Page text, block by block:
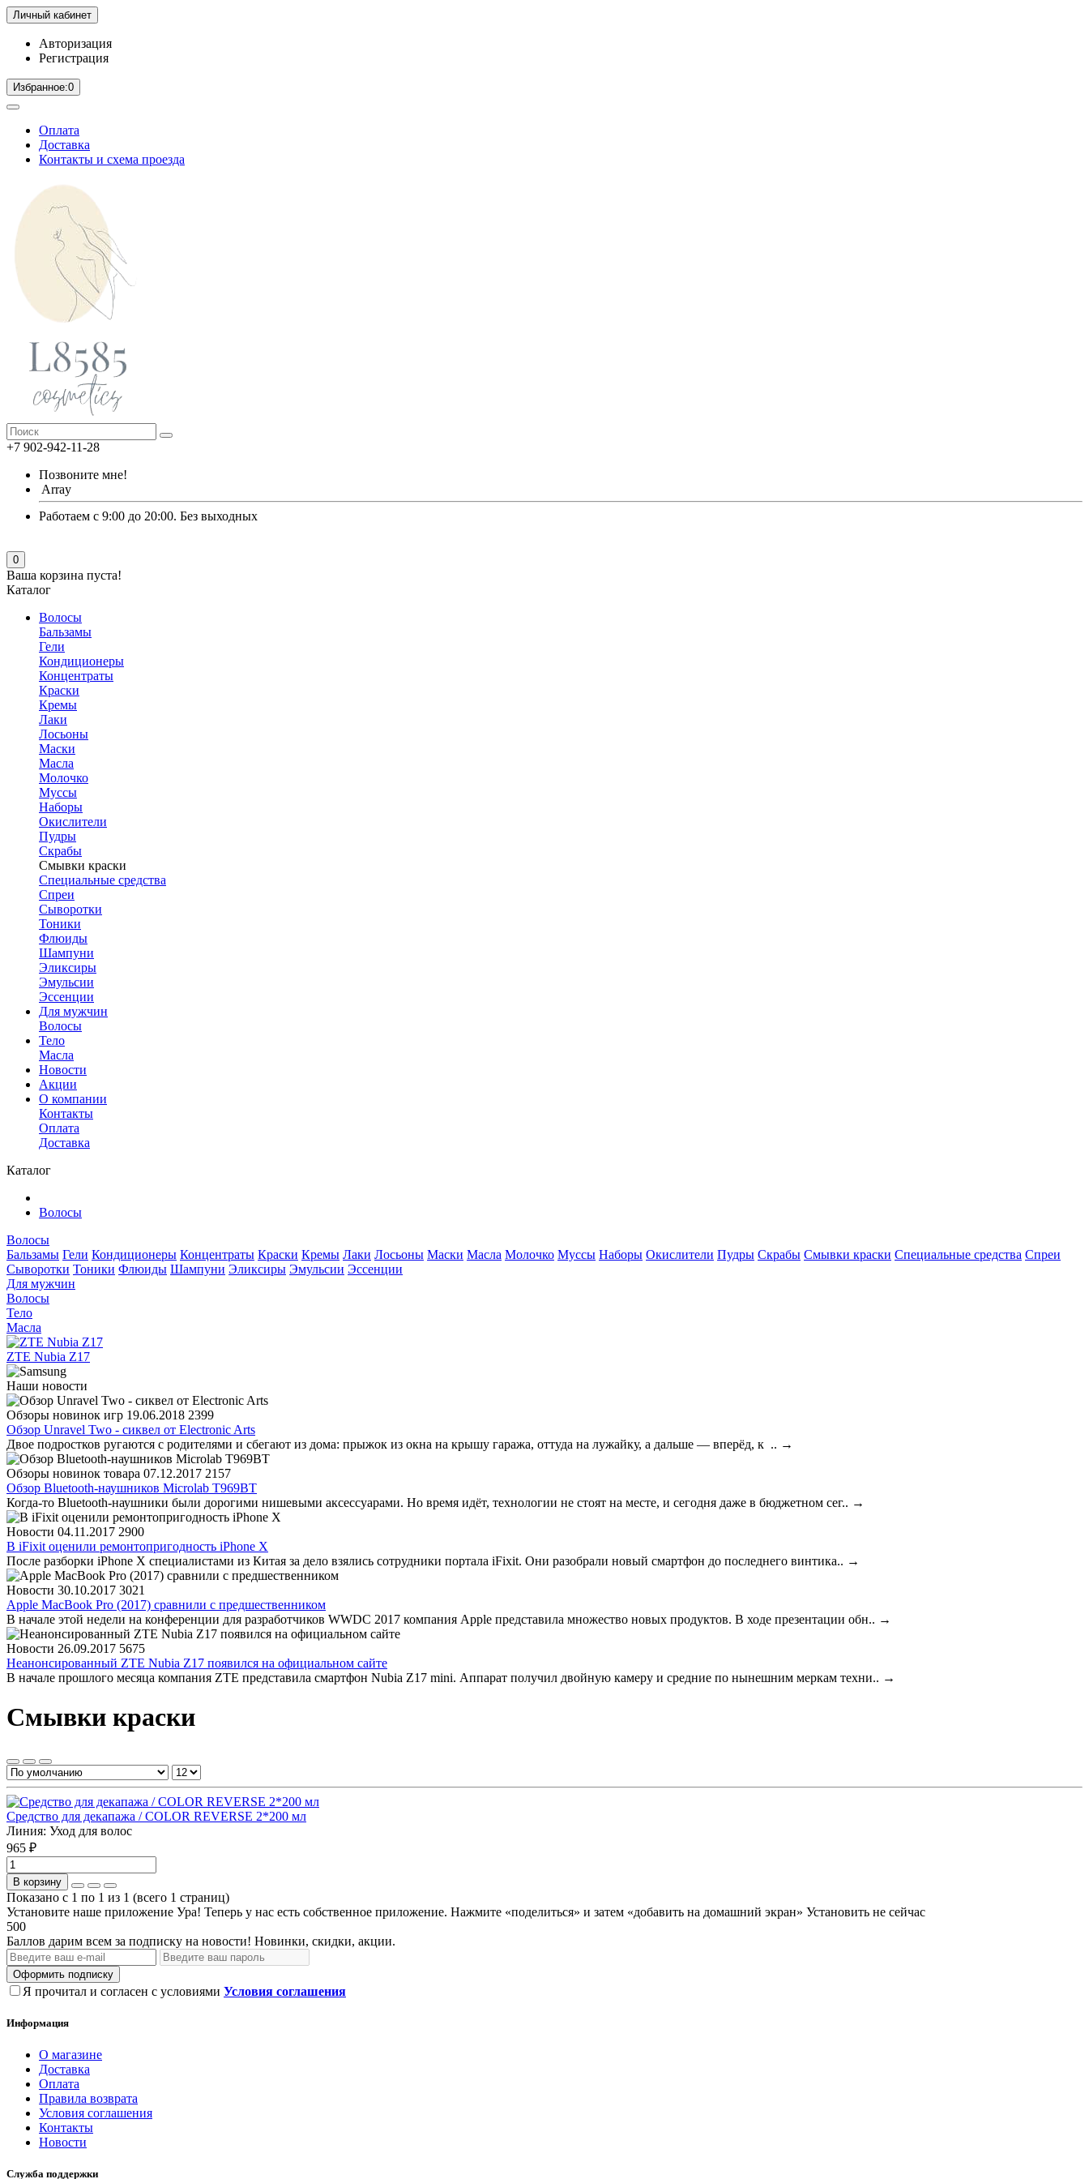
Личный кабинет
Авторизация
Регистрация
Избранное:0
Оплата
Доставка
Контакты и схема проезда
+7 902-942-11-28
Позвоните мне!
Array
Работаем с 9:00 до 20:00. Без выходных
0
Ваша корзина пуста!
Каталог
Волосы
Бальзамы
Гели
Кондиционеры
Концентраты
Краски
Кремы
Лаки
Лосьоны
Маски
Масла
Молочко
Муссы
Наборы
Окислители
Пудры
Скрабы
Смывки краски
Специальные средства
Спреи
Сыворотки
Тоники
Флюиды
Шампуни
Эликсиры
Эмульсии
Эссенции
Для мужчин
Волосы
Тело
Масла
Новости
Акции
О компании
Контакты
Оплата
Доставка
Каталог
Волосы
Волосы
Бальзамы Гели Кондиционеры Концентраты Краски Кремы Лаки Лосьоны Маски Масла Молочко Муссы Наборы Окислители Пудры Скрабы Смывки краски Специальные средства Спреи
Сыворотки Тоники Флюиды Шампуни Эликсиры Эмульсии Эссенции
Для мужчин
Волосы
Тело
Масла
ZTE Nubia Z17
Наши новости
Обзоры новинок игр 19.06.2018 2399
Обзор Unravel Two - сиквел от Electronic Arts
Двое подростков ругаются с родителями и сбегают из дома: прыжок из окна на крышу гаража, оттуда на лужайку, а дальше — вперёд, к .. →
Обзоры новинок товара 07.12.2017 2157
Обзор Bluetooth-наушников Microlab T969BT
Когда-то Bluetooth-наушники были дорогими нишевыми аксессуарами. Но время идёт, технологии не стоят на месте, и сегодня даже в бюджетном сег.. →
Новости 04.11.2017 2900
В iFixit оценили ремонтопригодность iPhone X
После разборки iPhone X специалистами из Китая за дело взялись сотрудники портала iFixit. Они разобрали новый смартфон до последнего винтика.. →
Новости 30.10.2017 3021
Apple MacBook Pro (2017) сравнили с предшественником
В начале этой недели на конференции для разработчиков WWDC 2017 компания Apple представила множество новых продуктов. В ходе презентации обн.. →
Новости 26.09.2017 5675
Неанонсированный ZTE Nubia Z17 появился на официальном сайте
В начале прошлого месяца компания ZTE представила смартфон Nubia Z17 mini. Аппарат получил двойную камеру и средние по нынешним меркам техни.. →
Смывки краски
Средство для декапажа / COLOR REVERSE 2*200 мл
Линия: Уход для волос
965 ₽
В корзину
Показано с 1 по 1 из 1 (всего 1 страниц)
Установите наше приложение Ура! Теперь у нас есть собственное приложение. Нажмите «поделиться» и затем «добавить на домашний экран» Установить не сейчас
500
Баллов дарим всем за подписку на новости! Новинки, скидки, акции.
Оформить подписку
Я прочитал и согласен с условиями Условия соглашения
Информация
О магазине
Доставка
Оплата
Правила возврата
Условия соглашения
Контакты
Новости
Служба поддержки